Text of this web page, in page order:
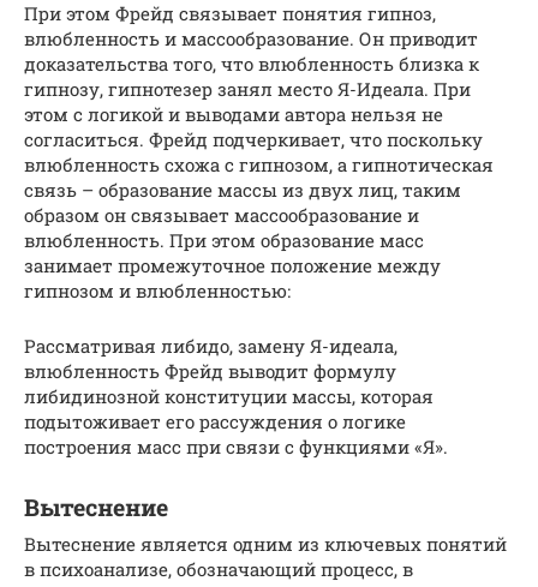
При этом Фрейд связывает понятия гипноз,
влюбленность и массообразование. Он приводит
доказательства того, что влюбленность близка к
гипнозу, гипнотезер занял место Я-Идеала. При
этом с логикой и выводами автора нельзя не
согласиться. Фрейд подчеркивает, что поскольку
влюбленность схожа с гипнозом, а гипнотическая
связь – образование массы из двух лиц, таким
образом он связывает массообразование и
влюбленность. При этом образование масс
занимает промежуточное положение между
гипнозом и влюбленностью:
Рассматривая либидо, замену Я-идеала,
влюбленность Фрейд выводит формулу
либидинозной конституции массы, которая
подытоживает его рассуждения о логике
построения масс при связи с функциями «Я».
Вытеснение
Вытеснение является одним из ключевых понятий
в психоанализе, обозначающий процесс, в